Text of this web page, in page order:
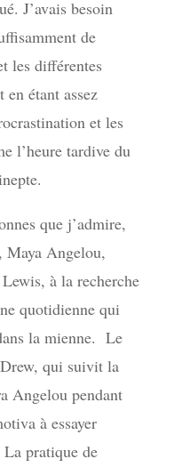
J’avais besoin
de
les différentes
en étant assez
et les
l’heure tardive du
que j’admire,
Maya Angelou,
à la recherche
quotidienne qui
la mienne. Le
qui suivit la
Angelou pendant
à essayer
pratique de